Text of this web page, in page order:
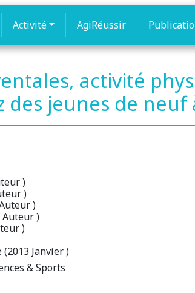
Activité AgiRéussir
activité
des jeunes de neuf
)
)
)
Auteur )
)
(2013 Janvier )
& Sports